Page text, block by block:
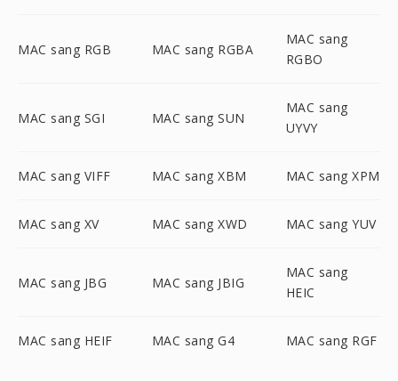
MAC sang RGB MAC sang RGBA
MAC sang
RGBO
MAC sang SGI MAC sang SUN
MAC sang
UYVY
MAC sang VIFF MAC sang XBM MAC sang XPM
MAC sang XV MAC sang XWD MAC sang YUV
MAC sang JBG MAC sang JBIG
MAC sang
HEIC
MAC sang HEIF MAC sang G4 MAC sang RGF